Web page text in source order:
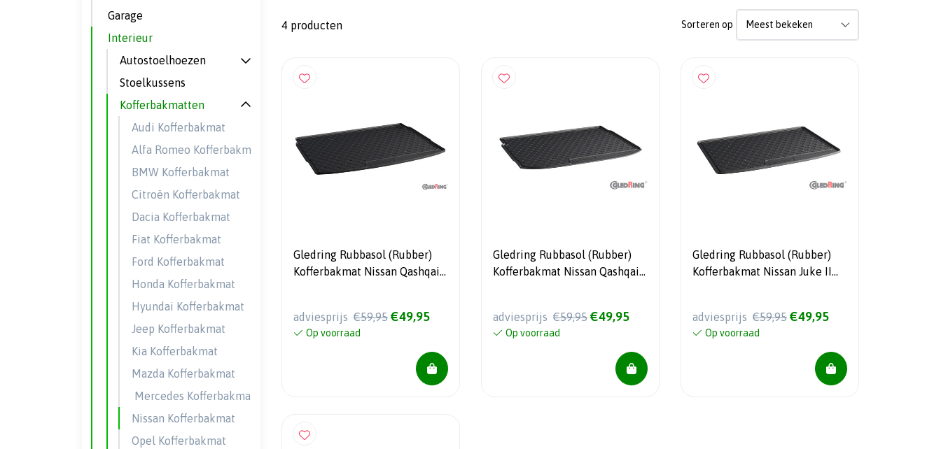
4 producten Sorteren op
Gledring Rubbasol (Rubber)
Kofferbakmat Nissan Qashqai
adviesprijs €59,95 €49,95
Op voorraad
Gledring Rubbasol (Rubber)
Kofferbakmat Nissan Qashqai
adviesprijs €59,95 €49,95
Op voorraad
Gledring Rubbasol (Rubber)
Kofferbakmat Nissan Juke II
adviesprijs €59,95 €49,95
Op voorraad
Garage
Interieur
Autostoelhoezen
Stoelkussens
Kofferbakmatten
Audi Kofferbakmat
Alfa Romeo Kofferbakmat
BMW Kofferbakmat
Citroën Kofferbakmat
Dacia Kofferbakmat
Fiat Kofferbakmat
Ford Kofferbakmat
Honda Kofferbakmat
Hyundai Kofferbakmat
Jeep Kofferbakmat
Kia Kofferbakmat
Mazda Kofferbakmat
Mercedes Kofferbakmat
Nissan Kofferbakmat
Opel Kofferbakmat